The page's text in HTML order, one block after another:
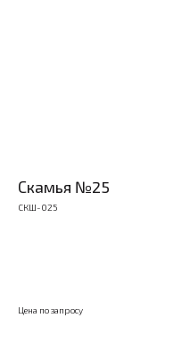
Скамья №25
СКШ-025
Цена по запросу